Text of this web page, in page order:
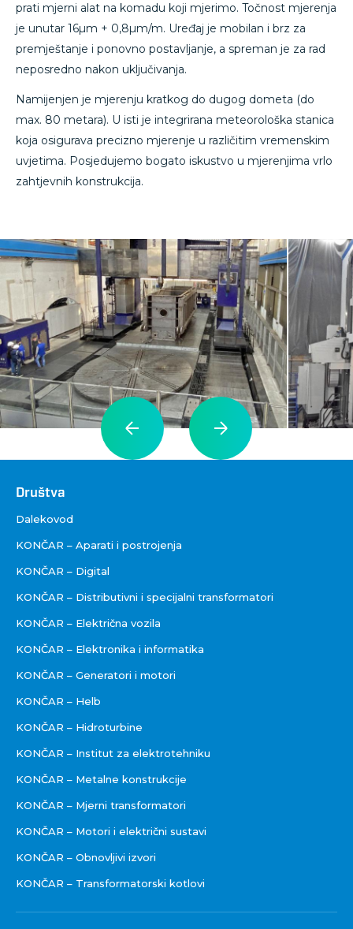
prati mjerni alat na komadu koji mjerimo. Točnost mjerenja
je unutar 16µm + 0,8µm/m. Uređaj je mobilan i brz za
premještanje i ponovno postavljanje, a spreman je za rad
neposredno nakon uključivanja.
Namijenjen je mjerenju kratkog do dugog dometa (do
max. 80 metara). U isti je integrirana meteorološka stanica
koja osigurava precizno mjerenje u različitim vremenskim
uvjetima. Posjedujemo bogato iskustvo u mjerenjima vrlo
zahtjevnih konstrukcija.
Društva
Društva
Dalekovod
KONČAR – Aparati i postrojenja
KONČAR – Digital
KONČAR – Distributivni i specijalni transformatori
KONČAR – Električna vozila
KONČAR – Elektronika i informatika
KONČAR – Generatori i motori
KONČAR – Helb
KONČAR – Hidroturbine
KONČAR – Institut za elektrotehniku
KONČAR – Metalne konstrukcije
KONČAR – Mjerni transformatori
KONČAR – Motori i električni sustavi
KONČAR – Obnovljivi izvori
KONČAR – Transformatorski kotlovi